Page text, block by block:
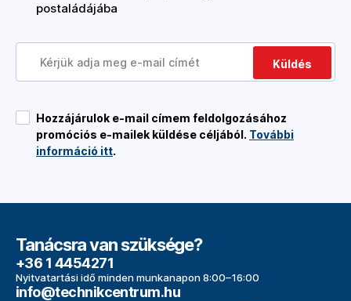
postaládájába
Küldés
Hozzájárulok e-mail címem feldolgozásához
promóciós e-mailek küldése céljából. További
információ itt.
Tanácsra van szüksége?
+36 1 4454271
Nyitvatartási idő minden munkanapon 8:00–16:00
info@technikcentrum.hu